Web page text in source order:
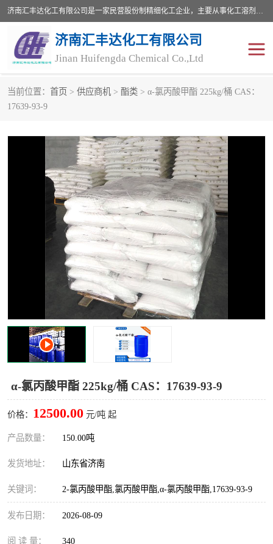
济南汇丰达化工有限公司是一家民营股份制精细化工企业，主要从事化工溶剂、药用辅料、合成中间体等深加工产品的研制开发、生产、销售和进出口贸易。主营产品：环氧丙烷，十二烷基苯，甲基磺酸，磺酸，DMF，DMAC，甘油，苯甲醇，乙酰氯，甲基丙烯酸，甲基丙烯酸甲酯，叔丁醇，异辛酸，二乙烯三胺，一乙，二乙‎，三乙醇胺，原乙酸三甲酯等化工产品及中间体。欢迎各界朋友洽谈咨询业务。
济南汇丰达化工有限公司
Jinan Huifengda Chemical Co.,Ltd
当前位置： 首页 > 供应商机 > 酯类 > α-氯丙酸甲酯 225kg/桶 CAS：
17639-93-9
α-氯丙酸甲酯 225kg/桶 CAS：17639-93-9
价格： 12500.00 元/吨 起
产品数量： 150.00吨
发货地址： 山东省济南
关键词： 2-氯丙酸甲酯,氯丙酸甲酯,α-氯丙酸甲酯,17639-93-9
发布日期： 2026-08-09
阅 读 量： 340
胺类
醇类 醚类
酚类
羧酸衍生物 无机化工原料
有机溶剂
添加剂助剂 十二烷基苯
十二烷基苯磺酸 甲醇钠
三乙胺
丙二醇甲醚醋酸酯
醛类
酯类
烷烃化工原料 合成中间体